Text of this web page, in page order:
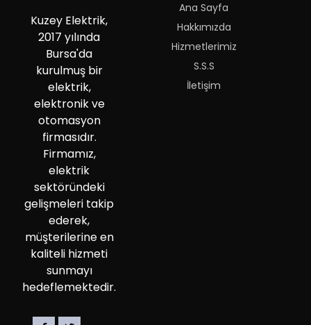
Kuzey Elektrik,
2017 yılında
Bursa'da
kurulmuş bir
elektrik,
elektronik ve
otomasyon
firmasıdır.
Firmamız,
elektrik
sektöründeki
gelişmeleri takip
ederek,
müşterilerine en
kaliteli hizmeti
sunmayı
hedeflemektedir.
Ana Sayfa
Hakkımızda
Hizmetlerimiz
S.S.S
İletişim